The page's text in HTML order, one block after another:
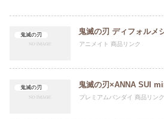
鬼滅の刃 鬼滅の刃 ディフォルメ
アニメイト 商品リンク
鬼滅の刃 鬼滅の刃×ANNA SUI
プレミアムバンダイ 商品リンク